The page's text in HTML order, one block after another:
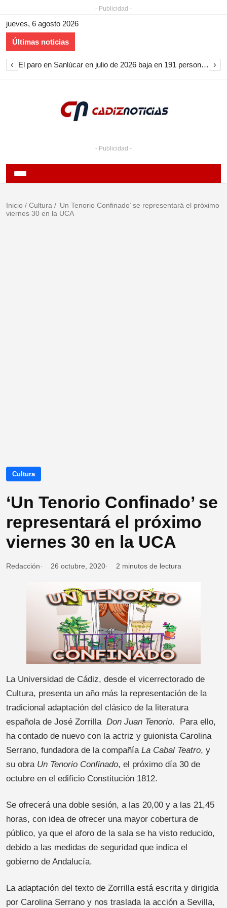
- Publicidad -
jueves, 6 agosto 2026
Últimas noticias
‹ El paro en Sanlúcar en julio de 2026 baja en 191 personas y encadena nueve meses de descenso ›
- Publicidad -
Inicio / Cultura / ‘Un Tenorio Confinado’ se representará el próximo
viernes 30 en la UCA
Cultura
‘Un Tenorio Confinado’ se
representará el próximo
viernes 30 en la UCA
Redacción 26 octubre, 2020 2 minutos de lectura
La Universidad de Cádiz, desde el vicerrectorado de
Cultura, presenta un año más la representación de la
tradicional adaptación del clásico de la literatura
española de José Zorrilla Don Juan Tenorio. Para ello,
ha contado de nuevo con la actriz y guionista Carolina
Serrano, fundadora de la compañía La Cabal Teatro, y
su obra Un Tenorio Confinado, el próximo día 30 de
octubre en el edificio Constitución 1812.
Se ofrecerá una doble sesión, a las 20,00 y a las 21,45
horas, con idea de ofrecer una mayor cobertura de
público, ya que el aforo de la sala se ha visto reducido,
debido a las medidas de seguridad que indica el
gobierno de Andalucía.
La adaptación del texto de Zorrilla está escrita y dirigida
por Carolina Serrano y nos traslada la acción a Sevilla,